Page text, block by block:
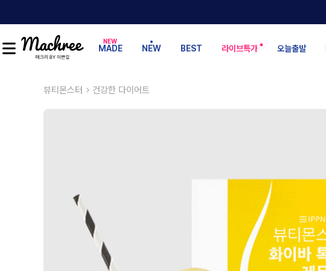
MADE NEW BEST 라이브특가 오늘출발
뷰티몬스터 건강한 다이어트